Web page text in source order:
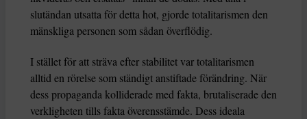
slutändan utsatta för detta hot, gjorde totalitarismen den
mänskliga personen som sådan överflödig.
I stället för att sträva efter stabilitet var totalitarismen
alltid en rörelse som ständigt anstiftade förändring. När
dess propaganda kolliderade med fakta, brutaliserade den
verkligheten tills fakta överensstämde. Dess ideala